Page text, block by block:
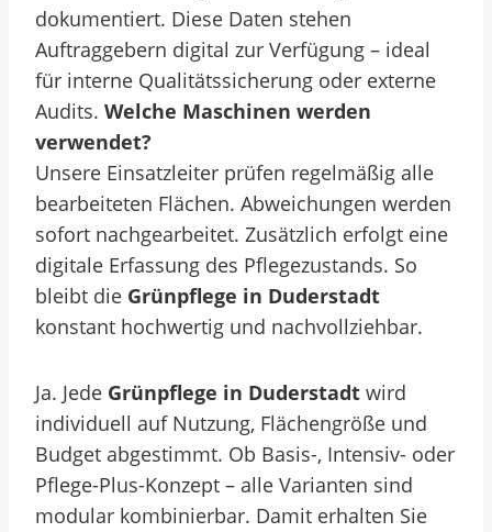
dokumentiert. Diese Daten stehen
Auftraggebern digital zur Verfügung – ideal
für interne Qualitätssicherung oder externe
Audits. Welche Maschinen werden
verwendet?
Unsere Einsatzleiter prüfen regelmäßig alle
bearbeiteten Flächen. Abweichungen werden
sofort nachgearbeitet. Zusätzlich erfolgt eine
digitale Erfassung des Pflegezustands. So
bleibt die Grünpflege in Duderstadt
konstant hochwertig und nachvollziehbar.
Ja. Jede Grünpflege in Duderstadt wird
individuell auf Nutzung, Flächengröße und
Budget abgestimmt. Ob Basis-, Intensiv- oder
Pflege-Plus-Konzept – alle Varianten sind
modular kombinierbar. Damit erhalten Sie